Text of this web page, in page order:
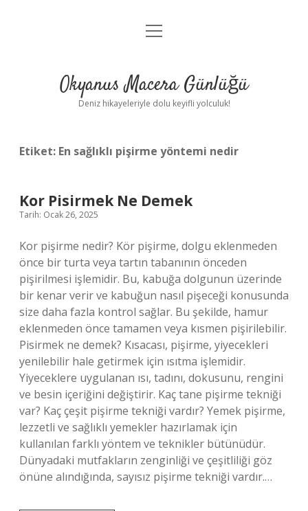
Anasayfa
Yasal Uyarı
menüyü
Okyanus Macera Günlüğü
Deniz hikayeleriyle dolu keyifli yolculuk!
Etiket: En sağlıklı pişirme yöntemi nedir
Kor Pisirmek Ne Demek
Tarih: Ocak 26, 2025
Kor pişirme nedir? Kör pişirme, dolgu eklenmeden
önce bir turta veya tartın tabanının önceden
pişirilmesi işlemidir. Bu, kabuğa dolgunun üzerinde
bir kenar verir ve kabuğun nasıl pişeceği konusunda
size daha fazla kontrol sağlar. Bu şekilde, hamur
eklenmeden önce tamamen veya kısmen pişirilebilir.
Pisirmek ne demek? Kısacası, pişirme, yiyecekleri
yenilebilir hale getirmek için ısıtma işlemidir.
Yiyeceklere uygulanan ısı, tadını, dokusunu, rengini
ve besin içeriğini değiştirir. Kaç tane pişirme tekniği
var? Kaç çeşit pişirme tekniği vardır? Yemek pişirme,
lezzetli ve sağlıklı yemekler hazırlamak için
kullanılan farklı yöntem ve teknikler bütünüdür.
Dünyadaki mutfakların zenginliği ve çeşitliliği göz
önüne alındığında, sayısız pişirme tekniği vardır.…